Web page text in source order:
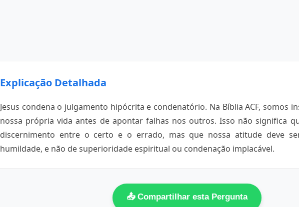
Explicação Detalhada
Jesus condena o julgamento hipócrita e condenatório. Na Bíblia ACF, somos
nossa própria vida antes de apontar falhas nos outros. Isso não significa
discernimento entre o certo e o errado, mas que nossa atitude deve
humildade, e não de superioridade espiritual ou condenação implacável.
📤 Compartilhar esta Pergunta